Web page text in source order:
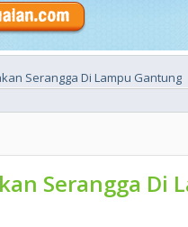
Serangga Di Lampu Gantung
Serangga Di